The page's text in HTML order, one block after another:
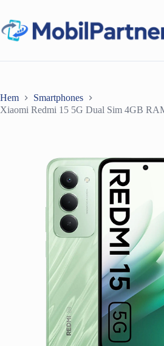
innehåll
Hem
Smartphones
Xiaomi Redmi 15 5G Dual Sim 4GB